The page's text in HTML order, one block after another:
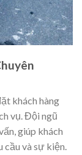
khách hàng
vụ. Đội ngũ
giúp khách
cầu và sự kiện.